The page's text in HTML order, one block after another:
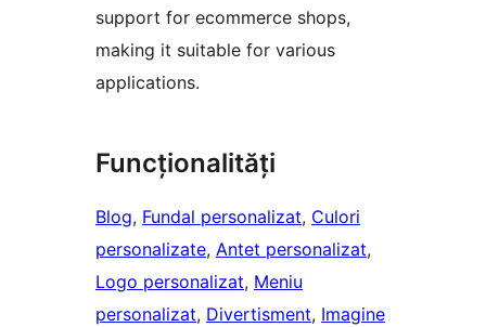
support for ecommerce shops,
making it suitable for various
applications.
Funcționalități
Blog, Fundal personalizat, Culori
personalizate, Antet personalizat
Logo personalizat, Meniu
personalizat, Divertisment, Imagine